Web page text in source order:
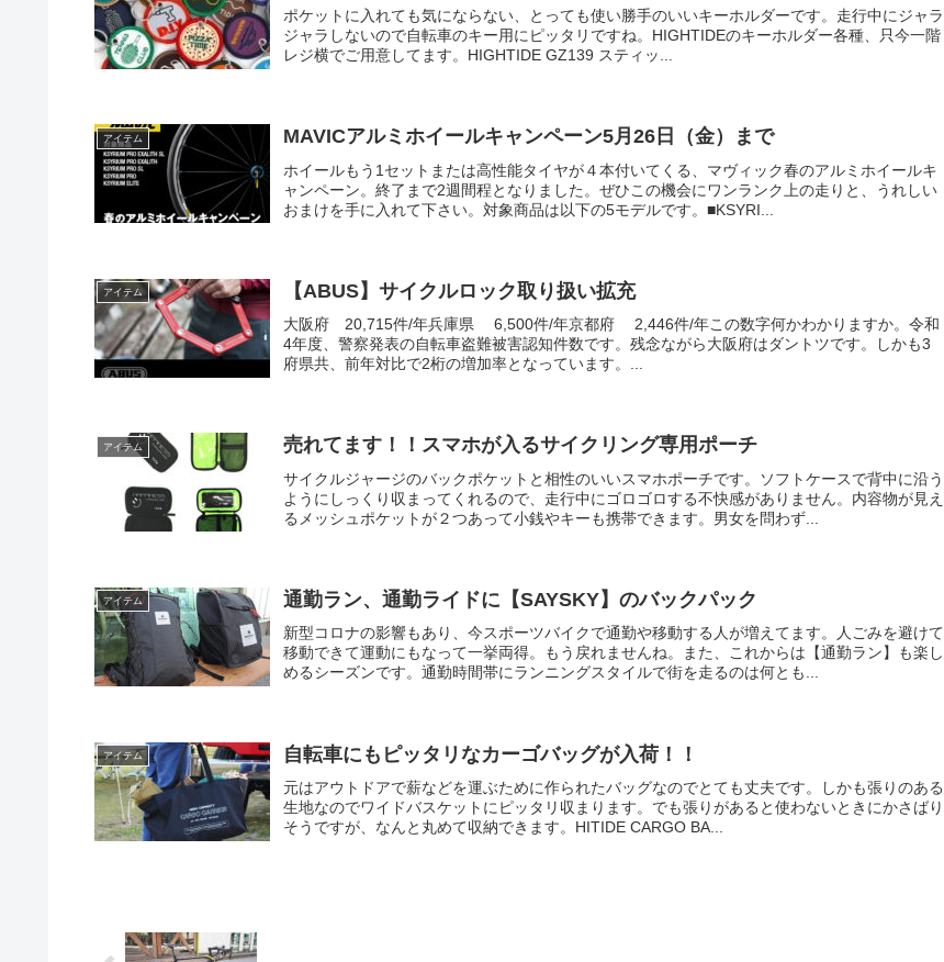
ポケットに入れても気にならない、とっても使い勝手のいいキーホルダーです。走行中にジャラ
ジャラしないので自転車のキー用にピッタリですね。HIGHTIDEのキーホルダー各種、只今一階
レジ横でご用意してます。HIGHTIDE GZ139 スティッ...
アイテム MAVICアルミホイールキャンペーン5月26日（金）まで
ホイールもう1セットまたは高性能タイヤが４本付いてくる、マヴィック春のアルミホイールキ
ャンペーン。終了まで2週間程となりました。ぜひこの機会にワンランク上の走りと、うれしい
おまけを手に入れて下さい。対象商品は以下の5モデルです。■KSYRI...
アイテム 【ABUS】サイクルロック取り扱い拡充
大阪府 20,715件/年兵庫県 6,500件/年京都府 2,446件/年この数字何かわかりますか。令和
4年度、警察発表の自転車盗難被害認知件数です。残念ながら大阪府はダントツです。しかも3
府県共、前年対比で2桁の増加率となっています。...
アイテム 売れてます！！スマホが入るサイクリング専用ポーチ
サイクルジャージのバックポケットと相性のいいスマホポーチです。ソフトケースで背中に沿う
ようにしっくり収まってくれるので、走行中にゴロゴロする不快感がありません。内容物が見え
るメッシュポケットが２つあって小銭やキーも携帯できます。男女を問わず...
アイテム 通勤ラン、通勤ライドに【SAYSKY】のバックパック
新型コロナの影響もあり、今スポーツバイクで通勤や移動する人が増えてます。人ごみを避けて
移動できて運動にもなって一挙両得。もう戻れませんね。また、これからは【通勤ラン】も楽し
めるシーズンです。通勤時間帯にランニングスタイルで街を走るのは何とも...
アイテム 自転車にもピッタリなカーゴバッグが入荷！！
元はアウトドアで薪などを運ぶために作られたバッグなのでとても丈夫です。しかも張りのある
生地なのでワイドバスケットにピッタリ収まります。でも張りがあると使わないときにかさばり
そうですが、なんと丸めて収納できます。HITIDE CARGO BA...